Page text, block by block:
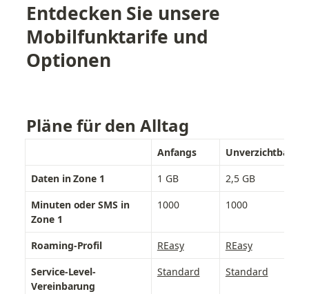
Entdecken Sie unsere
Mobilfunktarife und
Optionen
Pläne für den Alltag
Anfangs Unverzichtbar
Daten in Zone 1
1 GB 2,5 GB
Minuten oder SMS in
Zone 1
1000 1000
Roaming-Profil REasy REasy
Service-Level-
Vereinbarung
Standard Standard